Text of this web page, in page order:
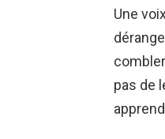
Une
pas de